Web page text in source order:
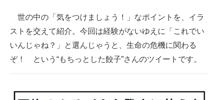
進化するPCとデバイスの未来
好きが集まる 比べて選べる
AI活用のいまが分かる
世の中の「気をつけましょう！」なポイントを、イラ
ストを交えて紹介。今回は経験がないゆえに「これでい
いんじゃね？」と選んじゃうと、生命の危機に関わる
ぞ！ という“もちっとした餃子”さんのツイートです。